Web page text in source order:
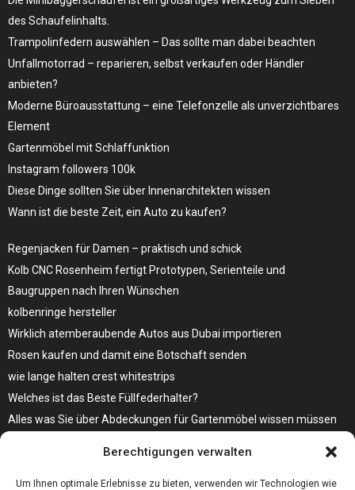
Berechtigungen verwalten
Um Ihnen optimale Erlebnisse zu bieten, verwenden wir Technologien wie
des Schaufelinhalts.
Trampolinfedern auswählen – Das sollte man dabei beachten
Unfallmotorrad – reparieren, selbst verkaufen oder Händler
anbieten?
Moderne Büroausstattung – eine Telefonzelle als unverzichtbares
Element
Gartenmöbel mit Schlaffunktion
Instagram followers 100k
Diese Dinge sollten Sie über Innenarchitekten wissen
Wann ist die beste Zeit, ein Auto zu kaufen?
Regenjacken für Damen – praktisch und schick
Kolb CNC Rosenheim fertigt Prototypen, Serienteile und
Baugruppen nach Ihren Wünschen
kolbenringe hersteller
Wirklich atemberaubende Autos aus Dubai importieren
Rosen kaufen und damit eine Botschaft senden
wie lange halten crest whitestrips
Welches ist das Beste Füllfederhalter?
Alles was Sie über Abdeckungen für Gartenmöbel wissen müssen
Bare Metal Server?